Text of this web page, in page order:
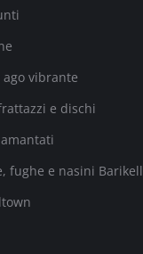
ago vibrante
e dischi
fughe e nasini Barikell